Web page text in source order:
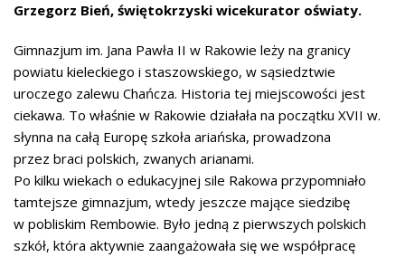
Grzegorz Bień, świętokrzyski wicekurator oświaty.
Gimnazjum im. Jana Pawła II w Rakowie leży na granicy
powiatu kieleckiego i staszowskiego, w sąsiedztwie
uroczego zalewu Chańcza. Historia tej miejscowości jest
ciekawa. To właśnie w Rakowie działała na początku XVII w.
słynna na całą Europę szkoła ariańska, prowadzona
przez braci polskich, zwanych arianami.
Po kilku wiekach o edukacyjnej sile Rakowa przypomniało
tamtejsze gimnazjum, wtedy jeszcze mające siedzibę
w pobliskim Rembowie. Było jedną z pierwszych polskich
szkół, która aktywnie zaangażowała się we współpracę